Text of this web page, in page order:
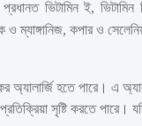
ভিটামিন ই,
ম্যাঙ্গানিজ, কপার ও
অ্যালার্জি হতে পারে। এ
সৃষ্টি করতে পারে।